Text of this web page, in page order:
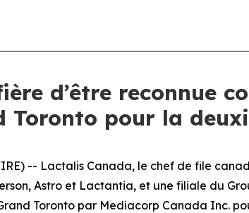
d’être reconnue
Toronto pour la
-- Lactalis Canada, le chef de file
Astro et Lactantia, et une filiale du
Toronto par Mediacorp Canada Inc.